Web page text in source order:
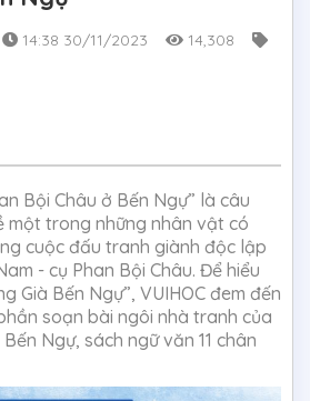
14:38 30/11/2023
14,308
Bội Châu ở Bến Ngự” là câu
một trong những nhân vật có
cuộc đấu tranh giành độc lập
- cụ Phan Bội Châu. Để hiểu
Già Bến Ngự”, VUIHOC đem đến
soạn bài ngôi nhà tranh của
Ngự, sách ngữ văn 11 chân